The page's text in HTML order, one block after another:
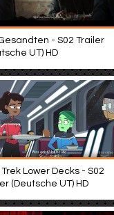
- S02 Trailer
UT) HD
Lower Decks - S02
(Deutsche UT) HD